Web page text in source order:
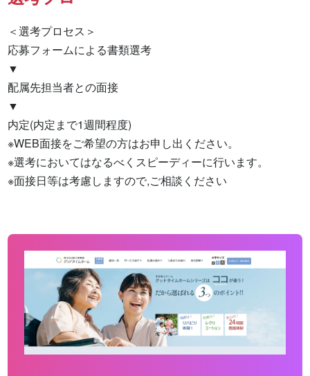
＜選考プロセス＞
応募フォームによる書類選考
▼
配属先担当者との面接
▼
内定(内定まで1週間程度)
※WEB面接をご希望の方はお申し出ください。
※選考においてはなるべくスピーディーに行います。
※面接日等は考慮しますので,ご相談ください